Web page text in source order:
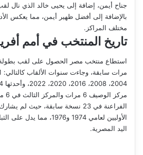
جناح أيمن، إضافة إلى يحيى خالد الذي نال
بالإضافة إلى أفضل ظهير أيمن، مما يعكس
مختلف المراكز.
تاريخ المنتخب في أمم
استطاع منتخب مصر الحصول على لقب بطولة
الفراعنة في 23 نسخة سابقة، حيث
الأوليين لعامي 1974 و1976،
اليد المصرية.